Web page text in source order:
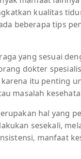
kualitas
beberapa tips
yang sesuai
dokter
itu penting
masalah
hal yang
sesekali,
manfaat